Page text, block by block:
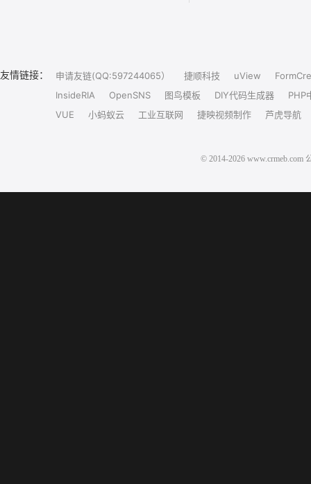
友情链接： 申请友链(QQ:597244065） 捷顺科技 uView
InsideRIA
OpenSNS 图鸟模板 DIY代码生成器
PHP
VUE
小蚂蚁云 工业互联网 捷映视频制作 芦虎导航
© 2014-2026